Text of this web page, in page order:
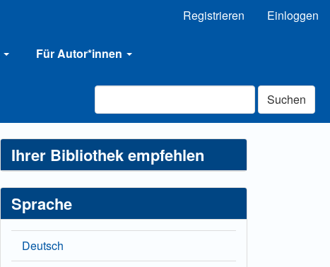
Registrieren Einloggen
Für Autor*innen
Suchen
Ihrer Bibliothek empfehlen
Sprache
Deutsch